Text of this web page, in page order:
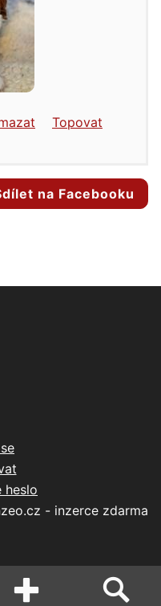
Topovat
na Facebooku
heslo
- inzerce zdarma